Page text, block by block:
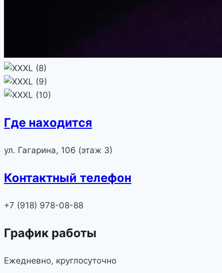
Где находится
ул. Гагарина, 106 (этаж 3)
Контактный телефон
+7 (918) 978-08-88
График работы
Ежедневно, круглосуточно